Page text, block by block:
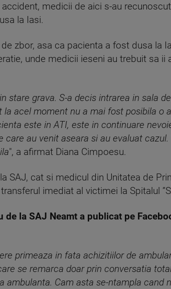
medicii de aici s-au
la Iasi.
zbor, asa ca pacienta a fost dusa la
unde medicii ieseni au trebuit sa ii
stare grava. S-a decis intrarea in sala
acel moment nu a mai fost posibila o
este in ATI, este in continuare
au venit aseara si au evaluat
", a afirmat Diana Cimpoesu.
SAJ, cat si medicul din Unitatea de
imediat al victimei la Spitalul
la SAJ Neamt a publicat pe
primeaza in fata achizitiilor de
se remarca doar prin conversatia
ambulanta. Cam asta se-ntampla cand